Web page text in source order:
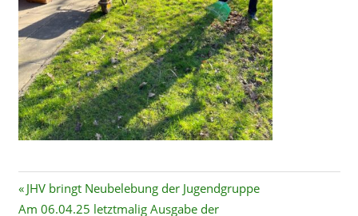
Beitragsnavigation
Vorheriger
Beitrag:
JHV bringt Neubelebung der Jugendgruppe
Nächster
Am 06.04.25 letztmalig Ausgabe der